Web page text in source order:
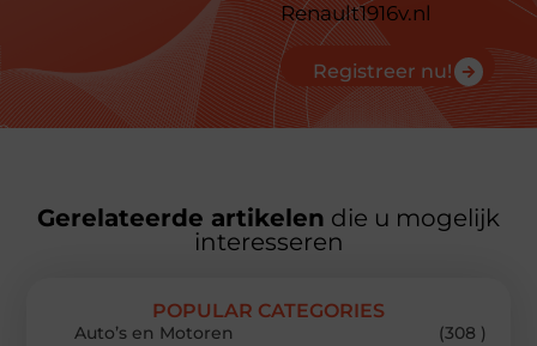
Renault1916v.nl
Registreer nu!
Gerelateerde artikelen die u mogelijk
interesseren
POPULAR CATEGORIES
Auto’s en Motoren
(308 )